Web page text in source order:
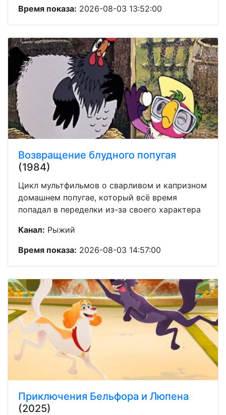
Время показа: 2026-08-03 13:52:00
Возвращение блудного попугая
(1984)
Цикл мультфильмов о сварливом и капризном
домашнем попугае, который всё время
попадал в переделки из-за своего характера
Канал: Рыжий
Время показа: 2026-08-03 14:57:00
Приключения Бельфора и Люпена
(2025)